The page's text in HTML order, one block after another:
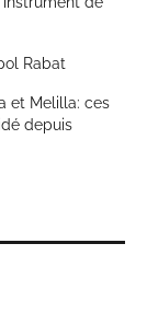
Rabat
et Melilla: ces
depuis